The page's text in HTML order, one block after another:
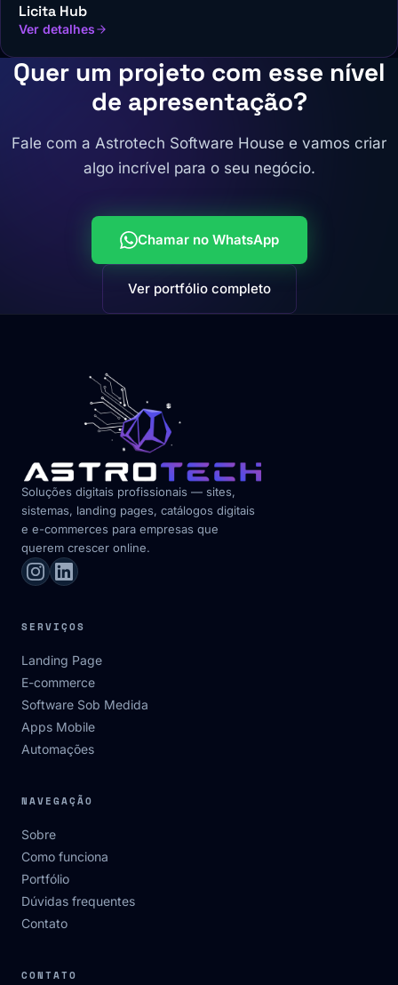
Licita Hub
Ver detalhes
Quer um projeto com esse nível
de apresentação?
Fale com a Astrotech Software House e vamos criar
algo incrível para o seu negócio.
Chamar no WhatsApp
Ver portfólio completo
Soluções digitais profissionais — sites,
sistemas, landing pages, catálogos digitais
e e-commerces para empresas que
querem crescer online.
SERVIÇOS
Landing Page
E-commerce
Software Sob Medida
Apps Mobile
Automações
NAVEGAÇÃO
Sobre
Como funciona
Portfólio
Dúvidas frequentes
Contato
CONTATO